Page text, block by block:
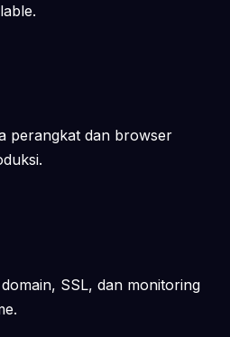
perangkat dan browser
SSL, dan monitoring